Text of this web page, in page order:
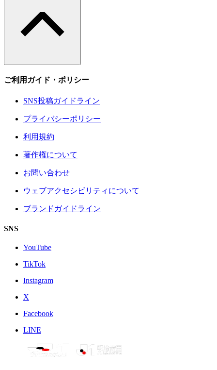
ご利用ガイド・ポリシー
SNS投稿ガイドライン
プライバシーポリシー
利用規約
著作権について
お問い合わせ
ウェブアクセシビリティについて
ブランドガイドライン
SNS
YouTube
TikTok
Instagram
X
Facebook
LINE